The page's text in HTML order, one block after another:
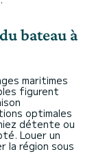
bateau à
maritimes
figurent
optimales
détente ou
Louer un
la région sous